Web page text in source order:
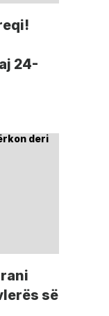
24-
së